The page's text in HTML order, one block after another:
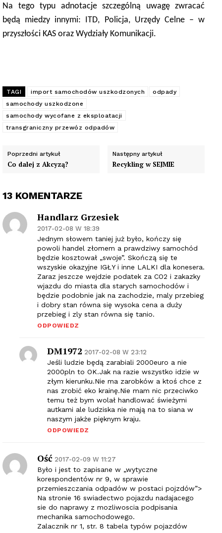
Na tego typu adnotacje szczególną uwagę zwracać
będą miedzy innymi: ITD, Policja, Urzędy Celne – w
przyszłości KAS oraz Wydziały Komunikacji.
TAGI import samochodów uszkodzonych
odpady
samochody uszkodzone
samochody wycofane z eksploatacji
transgraniczny przewóz odpadów
Poprzedni artykuł
Co dalej z Akcyzą?
Następny artykuł
Recykling w SEJMIE
13 KOMENTARZE
Handlarz Grzesiek
2017-02-08 W 18:39
Jednym słowem taniej już było, kończy się
powoli handel złomem a prawdziwy samochód
będzie kosztował „swoje”. Skończą się te
wszyskie okazyjne IGŁY i inne LALKI dla konesera.
Zaraz jeszcze wejdzie podatek za CO2 i zakazky
wjazdu do miasta dla starych samochodów i
będzie podobnie jak na zachodzie, maly przebieg
i dobry stan równa się wysoka cena a duży
przebieg i zly stan równa się tanio.
ODPOWIEDZ
DM1972 2017-02-08 W 23:12
Jeśli ludzie będą zarabiali 2000euro a nie
2000pln to OK.Jak na razie wszystko idzie w
złym kierunku.Nie ma zarobków a ktoś chce z
nas zrobić eko krainę.Nie mam nic przeciwko
temu też bym wolał handlować świeżymi
autkami ale ludziska nie mają na to siana w
naszym jakże pięknym kraju.
ODPOWIEDZ
Ość 2017-02-09 W 11:27
Było i jest to zapisane w „wytyczne
korespondentów nr 9, w sprawie
przemieszczania odpadów w postaci pojzdów”>
Na stronie 16 swiadectwo pojazdu nadajacego
sie do naprawy z mozliwoscia podpisania
mechanika samochodowego.
Zalacznik nr 1, str. 8 tabela typów pojazdów